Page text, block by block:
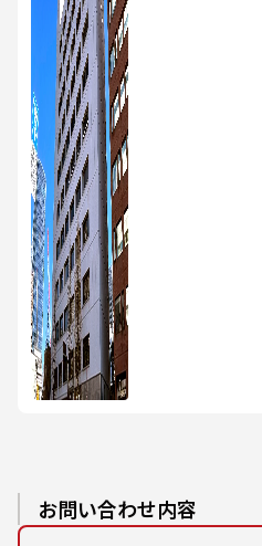
お問い合わせ内容